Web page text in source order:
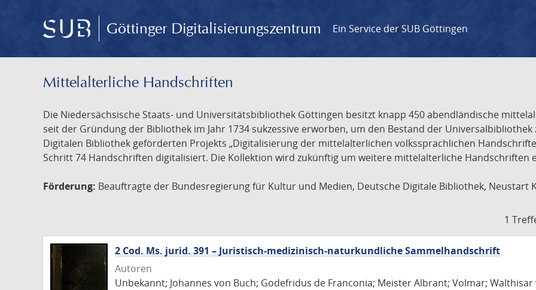
Göttinger Digitalisierungszentrum Ein Service der SUB Göttingen
Mittelalterliche Handschriften
Die Niedersächsische Staats- und Universitätsbibliothek Göttingen besitzt knapp 450 abendländische
seit der Gründung der Bibliothek im Jahr 1734 sukzessive erworben, um den Bestand der
Digitalen Bibliothek geförderten Projekts „Digitalisierung der mittelalterlichen volkssprachlichen
Schritt 74 Handschriften digitalisiert. Die Kollektion wird zukünftig um weitere mittelalterliche Handschriften
Förderung: Beauftragte der Bundesregierung für Kultur und Medien, Deutsche Digitale Bibliothek, Neustart
1
2 Cod. Ms. jurid. 391 – Juristisch-medizinisch-naturkundliche Sammelhandschrift
Autoren
Unbekannt; Johannes von Buch; Godefridus de Franconia; Meister Albrant; Volmar;